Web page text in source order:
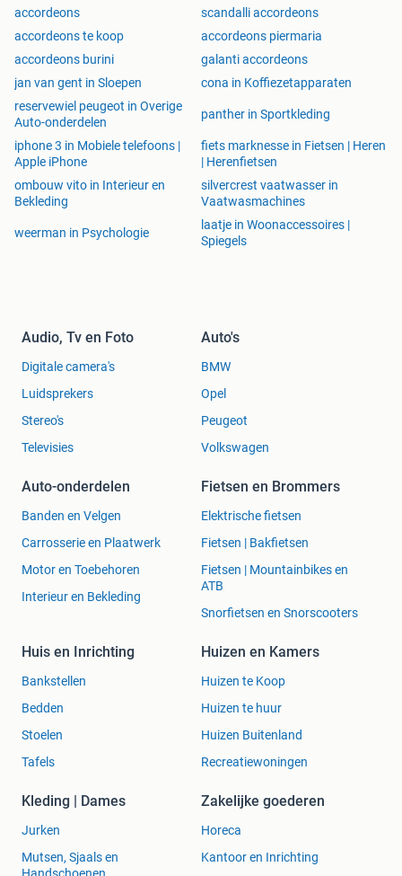
accordeons
scandalli accordeons
accordeons te koop
accordeons piermaria
accordeons burini
galanti accordeons
jan van gent in Sloepen
cona in Koffiezetapparaten
reservewiel peugeot in Overige
Auto-onderdelen
panther in Sportkleding
iphone 3 in Mobiele telefoons |
Apple iPhone
fiets marknesse in Fietsen | Heren
| Herenfietsen
ombouw vito in Interieur en
Bekleding
silvercrest vaatwasser in
Vaatwasmachines
weerman in Psychologie
laatje in Woonaccessoires |
Spiegels
Audio, Tv en Foto
Digitale camera's
Luidsprekers
Stereo's
Televisies
Auto's
BMW
Opel
Peugeot
Volkswagen
Auto-onderdelen
Banden en Velgen
Carrosserie en Plaatwerk
Motor en Toebehoren
Interieur en Bekleding
Fietsen en Brommers
Elektrische fietsen
Fietsen | Bakfietsen
Fietsen | Mountainbikes en
ATB
Snorfietsen en Snorscooters
Huis en Inrichting
Bankstellen
Bedden
Stoelen
Tafels
Huizen en Kamers
Huizen te Koop
Huizen te huur
Huizen Buitenland
Recreatiewoningen
Kleding | Dames
Jurken
Mutsen, Sjaals en
Zakelijke goederen
Horeca
Kantoor en Inrichting